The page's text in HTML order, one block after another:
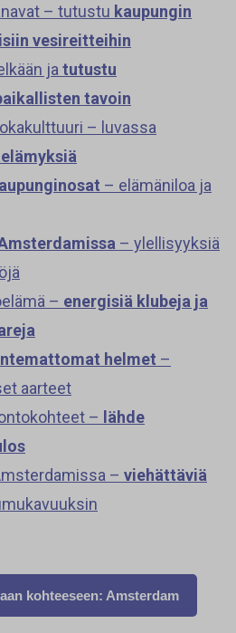
– tutustu kaupungin
vesireitteihin
jatutustu
tavoin
– luvassa
– elämäniloa ja
– ylellisyyksiä
– energisiä klubeja ja
helmet –
aarteet
– lähde
– viehättäviä
kohteeseen: Amsterdam